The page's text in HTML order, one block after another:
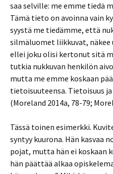
saa selville: me emme tiedä
Tämä tieto on avoinna vain
syystä me tiedämme, että
silmäluomet liikkuvat, näkee
ellei joku olisi kertonut sitä
tutkia nukkuvan henkilön
mutta me emme koskaan
tietoisuuteensa. Tietoisuus
(Moreland 2014a, 78-79;
Tässä toinen esimerkki.
syntyy kuurona. Hän kasvaa
pojat, mutta hän ei koskaan
hän päättää alkaa